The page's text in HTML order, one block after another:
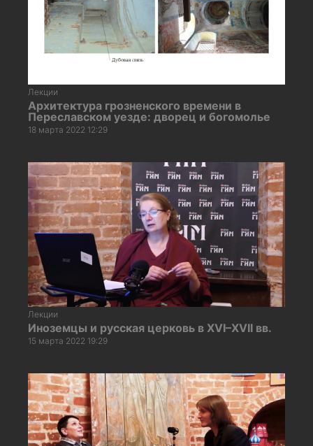
Лекции
Архитектура грозненского времени в
Переславском уезде: дворец и богомолье
18 марта 2022 12:29
Лекции
Иноземцы и русская церковь в XVI–XVII вв.
15 марта 2022 19:29